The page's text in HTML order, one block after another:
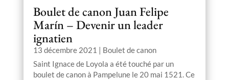
Boulet de canon Juan Felipe
Marín – Devenir un leader
ignatien
13 décembre 2021 | Boulet de canon
Saint Ignace de Loyola a été touché par un
boulet de canon à Pampelune le 20 mai 1521. Ce